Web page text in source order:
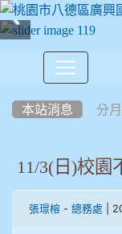
本站消息 分
11/3(日)校園
張璟榕 - 總務處 |